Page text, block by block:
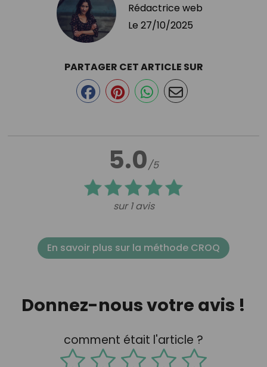
Rédactrice web
Le 27/10/2025
5.0/5
sur 1 avis
PARTAGER CET ARTICLE SUR
En savoir plus sur la méthode CROQ
Donnez-nous votre avis !
comment était l'article ?